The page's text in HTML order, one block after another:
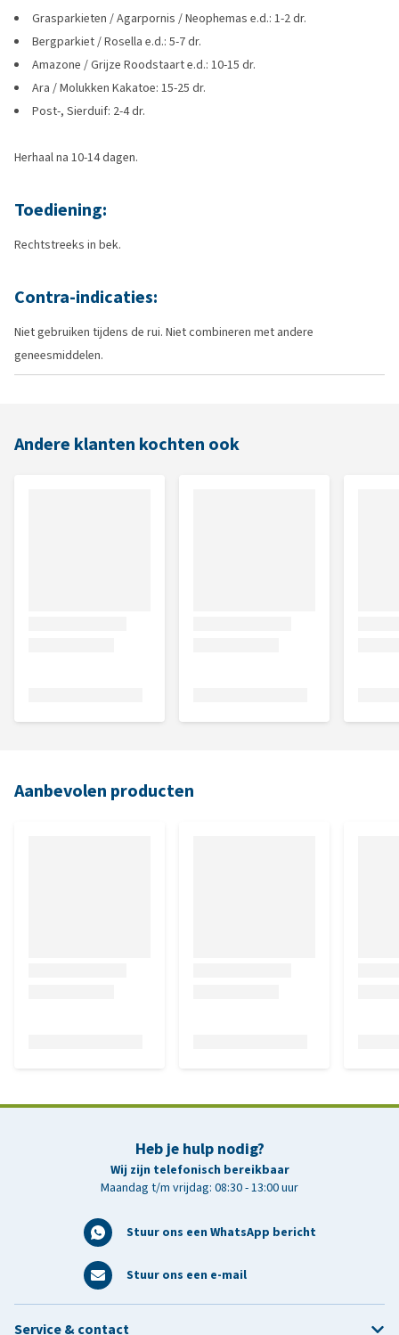
Grasparkieten / Agarpornis / Neophemas e.d.: 1-2 dr.
Bergparkiet / Rosella e.d.: 5-7 dr.
Amazone / Grijze Roodstaart e.d.: 10-15 dr.
Ara / Molukken Kakatoe: 15-25 dr.
Post-, Sierduif: 2-4 dr.
Herhaal na 10-14 dagen.
Toediening:
Rechtstreeks in bek.
Contra-indicaties:
Niet gebruiken tijdens de rui. Niet combineren met andere
geneesmiddelen.
Andere klanten kochten ook
Aanbevolen producten
Heb je hulp nodig?
Wij zijn telefonisch bereikbaar
Maandag t/m vrijdag: 08:30 - 13:00 uur
Stuur ons een WhatsApp bericht
Stuur ons een e-mail
Service & contact